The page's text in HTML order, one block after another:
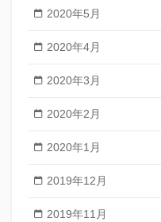
2020年5月
2020年4月
2020年3月
2020年2月
2020年1月
2019年12月
2019年11月